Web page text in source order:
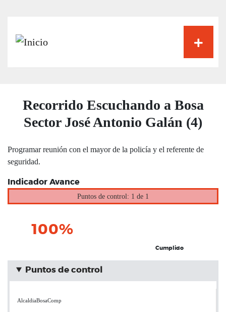
Recorrido Escuchando a Bosa
Sector José Antonio Galán (4)
Programar reunión con el mayor de la policía y el referente de
seguridad.
Indicador Avance
Puntos de control: 1 de 1
100%
Cumplido
Puntos de control
AlcaldiaBosaComp